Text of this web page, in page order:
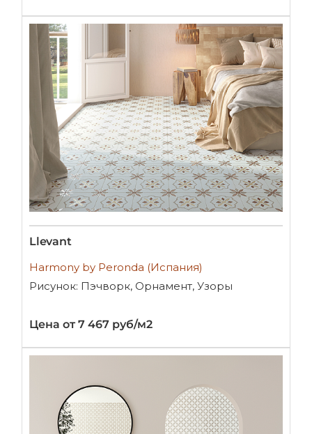
Llevant
Harmony by Peronda (Испания)
Рисунок: Пэчворк, Орнамент, Узоры
Цена от 7 467 руб/м2